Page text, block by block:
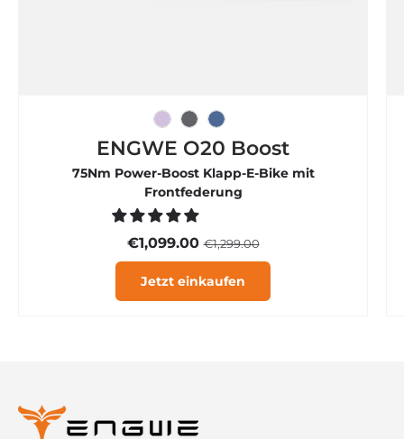
ENGWE O20 Boost
75Nm Power-Boost Klapp-E-Bike mit
Frontfederung
€1,099.00€1,299.00
Jetzt einkaufen